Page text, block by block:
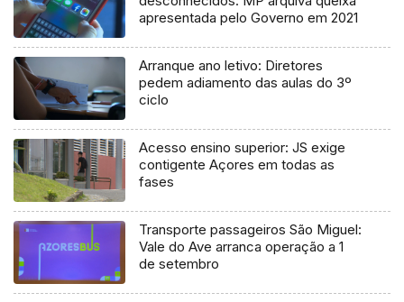
apresentada pelo Governo em 2021
Arranque ano letivo: Diretores
pedem adiamento das aulas do 3º
ciclo
Acesso ensino superior: JS exige
contigente Açores em todas as
fases
Transporte passageiros São Miguel:
Vale do Ave arranca operação a 1
de setembro